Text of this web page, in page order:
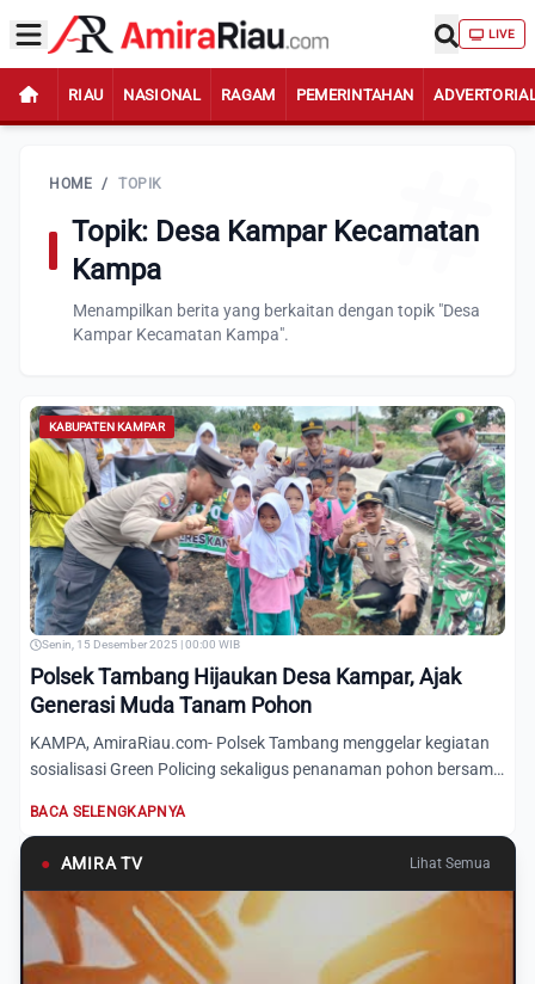
LIVE
RIAU NASIONAL RAGAM PEMERINTAHAN
HOME / TOPIK
Topik: Desa Kampar Kecamatan
Kampa
Menampilkan berita yang berkaitan dengan topik "Desa
Kampar Kecamatan Kampa".
KABUPATEN KAMPAR
Senin, 15 Desember 2025 | 00:00 WIB
Polsek Tambang Hijaukan Desa Kampar, Ajak
Generasi Muda Tanam Pohon
KAMPA, AmiraRiau.com- Polsek Tambang menggelar kegiatan
sosialisasi Green Policing sekaligus penanaman pohon bersama
BACA SELENGKAPNYA
● AMIRA TV Lihat Semua